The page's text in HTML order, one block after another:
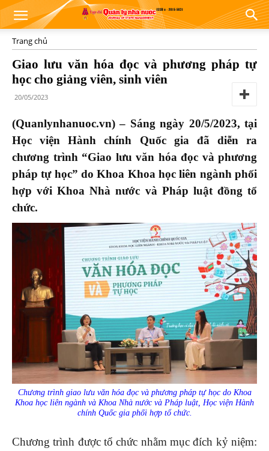
Trang chủ
Giao lưu văn hóa đọc và phương pháp tự
học cho giảng viên, sinh viên
20/05/2023
(Quanlynhanuoc.vn) – Sáng ngày 20/5/2023, tại
Học viện Hành chính Quốc gia đã diễn ra
chương trình “Giao lưu văn hóa đọc và phương
pháp tự học” do Khoa Khoa học liên ngành phối
hợp với Khoa Nhà nước và Pháp luật đồng tổ
chức.
Chương trình giao lưu văn hóa đọc và phương pháp tự học do Khoa
Khoa học liên ngành và Khoa Nhà nước và Pháp luật, Học viện Hành
chính Quốc gia phối hợp tổ chức.
Chương trình được tổ chức nhằm mục đích kỷ niệm: